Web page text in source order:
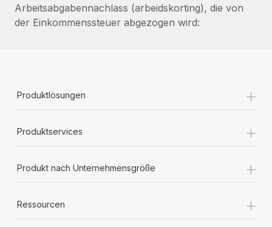
Arbeitsabgabennachlass (arbeidskorting), die von
der Einkommenssteuer abgezogen wird:
Produktlösungen +
Produktservices +
Produkt nach Unternehmensgröße +
Ressourcen +